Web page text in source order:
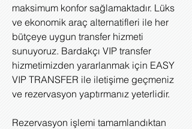
maksimum konfor sağlamaktadır. Lüks
ve ekonomik araç alternatifleri ile her
bütçeye uygun transfer hizmeti
sunuyoruz. Bardakçı VIP transfer
hizmetimizden yararlanmak için EASY
VIP TRANSFER ile iletişime geçmeniz
ve rezervasyon yaptırmanız yeterlidir.
Rezervasyon işlemi tamamlandıktan